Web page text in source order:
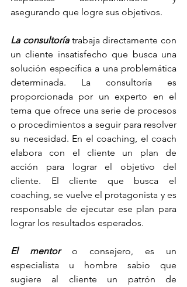
asegurando que logre sus objetivos.
La consultoría trabaja directamente con
un cliente insatisfecho que busca una
solución específica a una problemática
determinada. La consultoría es
proporcionada por un experto en el
tema que ofrece una serie de procesos
o procedimientos a seguir para resolver
su necesidad. En el coaching, el coach
elabora con el cliente un plan de
acción para lograr el objetivo del
cliente. El cliente que busca el
coaching, se vuelve el protagonista y es
responsable de ejecutar ese plan para
lograr los resultados esperados.
El mentor o consejero, es un
especialista u hombre sabio que
sugiere al cliente un patrón de